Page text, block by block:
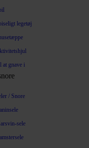
legetøj
at gnave i
/ Snore
sele